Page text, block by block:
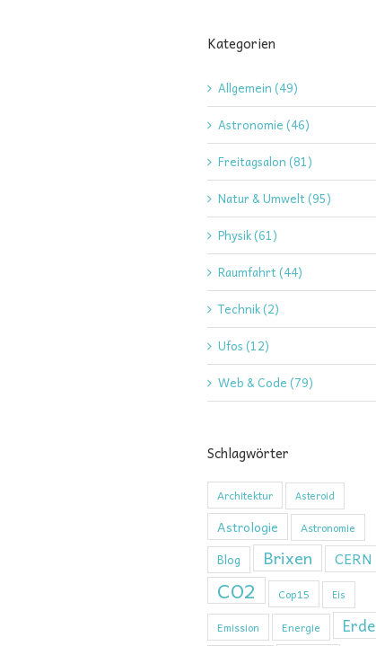
Kategorien
Allgemein (49)
Astronomie (46)
Freitagsalon (81)
Natur & Umwelt (95)
Physik (61)
Raumfahrt (44)
Technik (2)
Ufos (12)
Web & Code (79)
Schlagwörter
Architektur Asteroid
Astrologie Astronomie
Blog Brixen CERN
CO2 Cop15 Eis
Emission Energie Erde